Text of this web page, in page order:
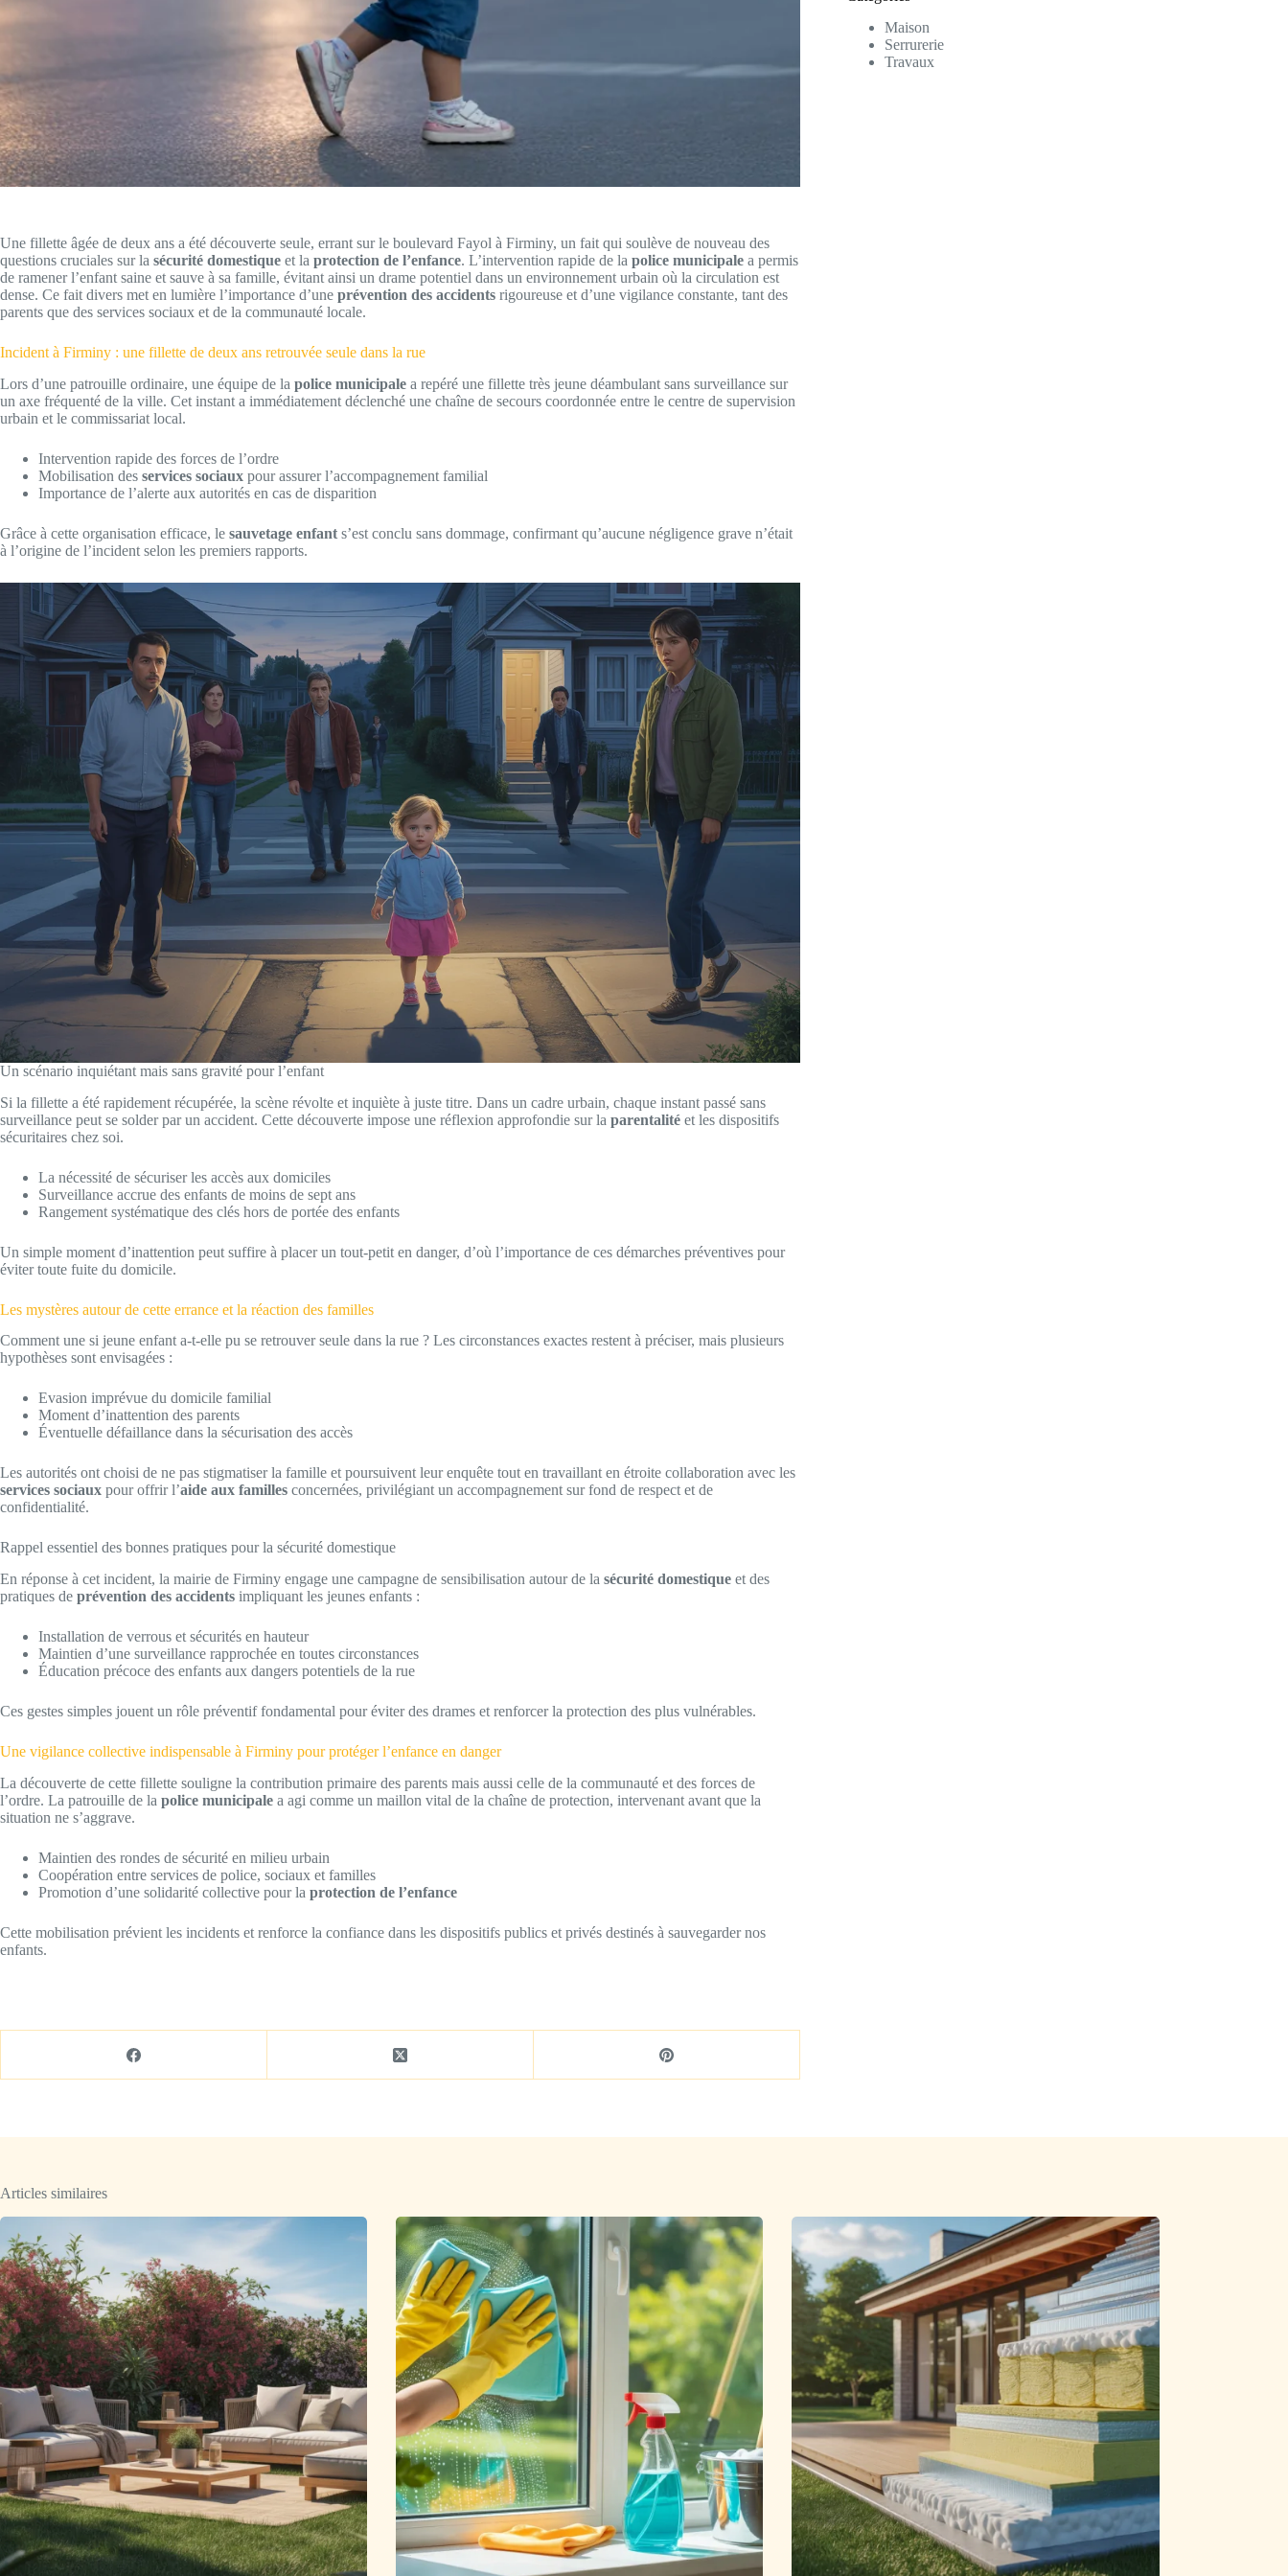
Une fillette âgée de deux ans a été découverte seule, errant sur le boulevard Fayol à Firminy, un fait qui soulève de nouveau des
questions cruciales sur la sécurité domestique et la protection de l’enfance. L’intervention rapide de la police municipale a permis
de ramener l’enfant saine et sauve à sa famille, évitant ainsi un drame potentiel dans un environnement urbain où la circulation est
dense. Ce fait divers met en lumière l’importance d’une prévention des accidents rigoureuse et d’une vigilance constante, tant des
parents que des services sociaux et de la communauté locale.
Incident à Firminy : une fillette de deux ans retrouvée seule dans la rue
Lors d’une patrouille ordinaire, une équipe de la police municipale a repéré une fillette très jeune déambulant sans surveillance sur
un axe fréquenté de la ville. Cet instant a immédiatement déclenché une chaîne de secours coordonnée entre le centre de supervision
urbain et le commissariat local.
Intervention rapide des forces de l’ordre
Mobilisation des services sociaux pour assurer l’accompagnement familial
Importance de l’alerte aux autorités en cas de disparition
Grâce à cette organisation efficace, le sauvetage enfant s’est conclu sans dommage, confirmant qu’aucune négligence grave n’était
à l’origine de l’incident selon les premiers rapports.
Un scénario inquiétant mais sans gravité pour l’enfant
Si la fillette a été rapidement récupérée, la scène révolte et inquiète à juste titre. Dans un cadre urbain, chaque instant passé sans
surveillance peut se solder par un accident. Cette découverte impose une réflexion approfondie sur la parentalité et les dispositifs
sécuritaires chez soi.
La nécessité de sécuriser les accès aux domiciles
Surveillance accrue des enfants de moins de sept ans
Rangement systématique des clés hors de portée des enfants
Un simple moment d’inattention peut suffire à placer un tout-petit en danger, d’où l’importance de ces démarches préventives pour
éviter toute fuite du domicile.
Les mystères autour de cette errance et la réaction des familles
Comment une si jeune enfant a-t-elle pu se retrouver seule dans la rue ? Les circonstances exactes restent à préciser, mais plusieurs
hypothèses sont envisagées :
Evasion imprévue du domicile familial
Moment d’inattention des parents
Éventuelle défaillance dans la sécurisation des accès
Les autorités ont choisi de ne pas stigmatiser la famille et poursuivent leur enquête tout en travaillant en étroite collaboration avec les
services sociaux pour offrir l’aide aux familles concernées, privilégiant un accompagnement sur fond de respect et de
confidentialité.
Rappel essentiel des bonnes pratiques pour la sécurité domestique
En réponse à cet incident, la mairie de Firminy engage une campagne de sensibilisation autour de la sécurité domestique et des
pratiques de prévention des accidents impliquant les jeunes enfants :
Installation de verrous et sécurités en hauteur
Maintien d’une surveillance rapprochée en toutes circonstances
Éducation précoce des enfants aux dangers potentiels de la rue
Ces gestes simples jouent un rôle préventif fondamental pour éviter des drames et renforcer la protection des plus vulnérables.
Une vigilance collective indispensable à Firminy pour protéger l’enfance en danger
La découverte de cette fillette souligne la contribution primaire des parents mais aussi celle de la communauté et des forces de
l’ordre. La patrouille de la police municipale a agi comme un maillon vital de la chaîne de protection, intervenant avant que la
situation ne s’aggrave.
Maintien des rondes de sécurité en milieu urbain
Coopération entre services de police, sociaux et familles
Promotion d’une solidarité collective pour la protection de l’enfance
Cette mobilisation prévient les incidents et renforce la confiance dans les dispositifs publics et privés destinés à sauvegarder nos
enfants.
Maison
Serrurerie
Travaux
Articles similaires